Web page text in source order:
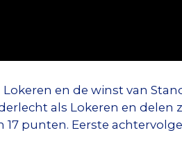
en de winst van
als Lokeren en delen
punten. Eerste